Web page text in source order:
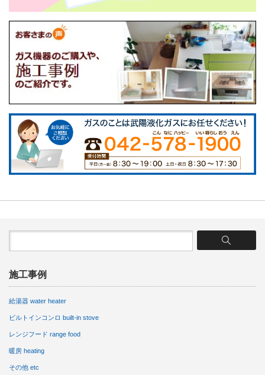
施工事例
給湯器 water heater
ビルトインコンロ built-in stove
レンジフード range food
暖房 heating
その他 etc